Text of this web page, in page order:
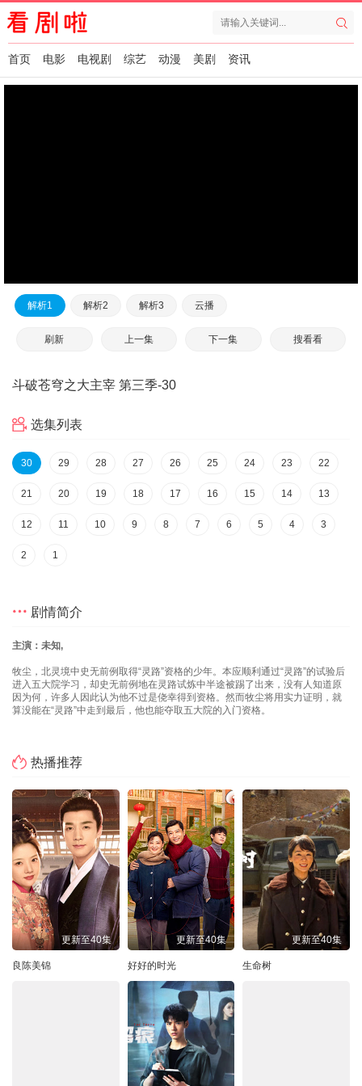
首页 电影 电视剧 综艺 动漫 美剧 资讯
解析1 解析2 解析3 云播
刷新 上一集 下一集 搜看看
斗破苍穹之大主宰 第三季-30
选集列表
30 29 28 27 26 25 24 23 22
21 20 19 18 17 16 15 14 13
12 11 10 9 8 7 6 5 4 3
2 1
剧情简介
主演：未知,
牧尘，北灵境中史无前例取得“灵路”资格的少年。本应顺利通过“灵路”的试验后
进入五大院学习，却史无前例地在灵路试炼中半途被踢了出来，没有人知道原
因为何，许多人因此认为他不过是侥幸得到资格。然而牧尘将用实力证明，就
算没能在“灵路”中走到最后，他也能夺取五大院的入门资格。
热播推荐
更新至40集
良陈美锦
更新至40集
好好的时光
更新至40集
生命树